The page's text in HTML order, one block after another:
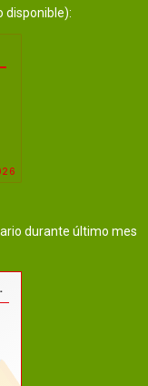
disponible):
durante último mes